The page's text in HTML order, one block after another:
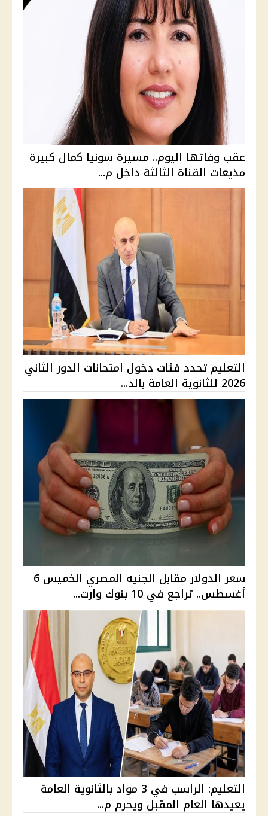
عقب وفاتها اليوم.. مسيرة سونيا كمال كبيرة
مذيعات القناة الثالثة داخل م...
التعليم تحدد فئات دخول امتحانات الدور الثاني
2026 للثانوية العامة بالد...
سعر الدولار مقابل الجنيه المصري الخميس 6
أغسطس.. تراجع في 10 بنوك وارت...
التعليم: الراسب في 3 مواد بالثانوية العامة
يعيدها العام المقبل ويحرم م...